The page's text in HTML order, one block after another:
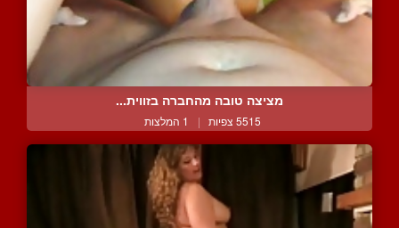
מציצה טובה מהחברה בזווית...
5515 צפיות | 1 המלצות